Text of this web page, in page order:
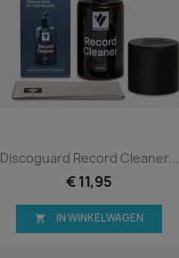
Discoguard Record Cleaner...
€ 11,95
 IN WINKELWAGEN